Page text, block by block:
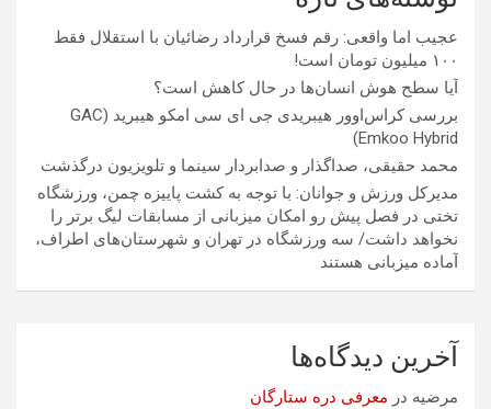
عجیب اما واقعی: رقم فسخ قرارداد رضائیان با استقلال فقط
۱۰۰ میلیون تومان است!
آیا سطح هوش انسان‌ها در حال کاهش است؟
بررسی کراس‌اوور هیبریدی جی ای سی امکو هیبرید (GAC
Emkoo Hybrid)
محمد حقیقی، صداگذار و صدابردار سینما و تلویزیون درگذشت
مدیرکل ورزش و جوانان: با توجه به کشت پاییزه چمن، ورزشگاه
تختی در فصل پیش رو امکان میزبانی از مسابقات لیگ برتر را
نخواهد داشت/ سه ورزشگاه در تهران و شهرستان‌های اطراف،
آماده میزبانی هستند
آخرین دیدگاه‌ها
مرضیه در معرفی دره ستارگان